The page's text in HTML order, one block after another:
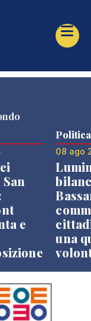
e
Politica
08 ago
una